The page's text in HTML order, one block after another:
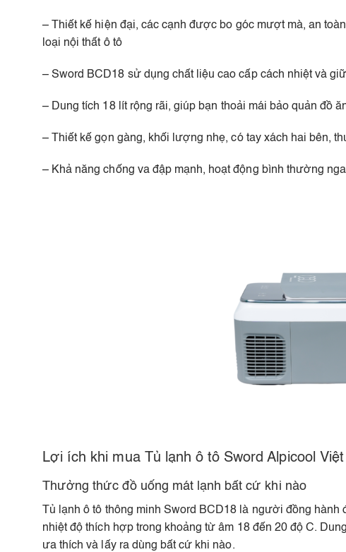
– Thiết kế hiện đại, các cạnh được bo góc mượt mà, an
loại nội thất ô tô
– Sword BCD18 sử dụng chất liệu cao cấp cách nhiệt và
– Dung tích 18 lít rộng rãi, giúp bạn thoải mái bảo quản đồ
– Thiết kế gọn gàng, khối lượng nhẹ, có tay xách hai bên,
– Khả năng chống va đập mạnh, hoạt động bình thường
Lợi ích khi mua Tủ lạnh ô tô Sword Alpicool
Thưởng thức đồ uống mát lạnh bất cứ khi nào
Tủ lạnh ô tô thông minh Sword BCD18 là người đồng
nhiệt độ thích hợp trong khoảng từ âm 18 đến 20 độ C.
ưa thích và lấy ra dùng bất cứ khi nào.